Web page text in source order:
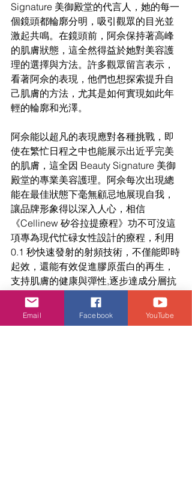
Signature 美御殿堂的代言人，她的每一
個鏡頭都輪廓分明，吸引觀眾的目光並
激起共鳴。在鏡頭前，阿佘保持著高峰
的肌膚狀態，這全然得益於她對美容護
理的選擇與方法。許多觀眾留言表示，
看著阿佘的表現，他們也想探索提升自
己肌膚的方法，尤其是如何實現如此年
輕的輪廓和光澤。
阿佘能以超凡的表現應對各種挑戰，即
使在繁忙日程之中也能展示出近乎完美
的肌膚，這全因 Beauty Signature 美御
殿堂的專業美容護理。阿佘每次出現總
能在最佳狀態下毫無顧忌地展現自我，
讓品牌形象得以深入人心，相信
《Cellinew 矽谷拉提療程》功不可沒這
項專為現代忙碌女性設計的療程，利用
0.1 秒快速發射的射頻技術，不僅能即時
起效，還能有效促進膠原蛋白的再生，
支持肌膚的健康與彈性,逐步達成分層抗
衰。
娛樂頭條
Email Facebook YouTube